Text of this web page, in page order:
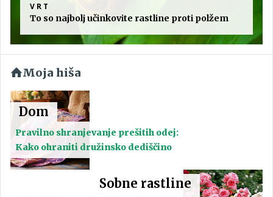
VRT
To so najbolj učinkovite rastline proti polžem
Moja hiša
Dom
Pravilno shranjevanje prešitih odej:
Kako ohraniti družinsko dediščino
Sobne rastline